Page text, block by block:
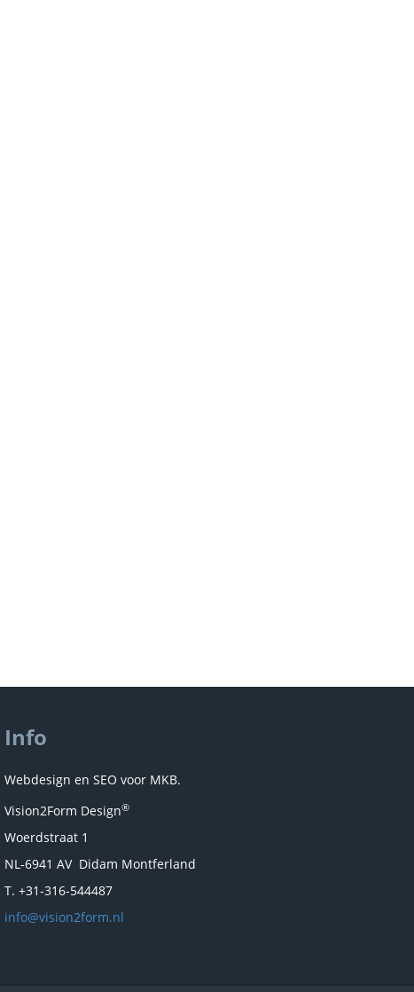
Info
Webdesign en SEO voor MKB.
Vision2Form Design®
Woerdstraat 1
NL-6941 AV Didam Montferland
T. +31-316-544487
info@vision2form.nl